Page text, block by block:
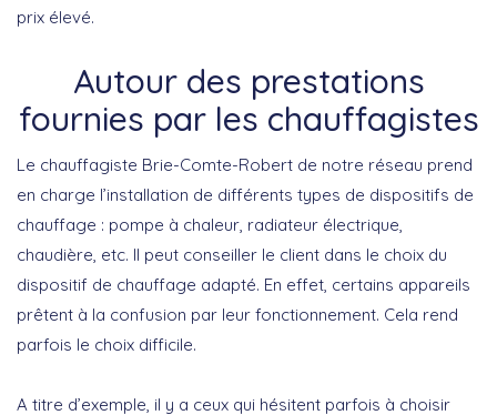
prix élevé.
Autour des prestations
fournies par les chauffagistes
Le chauffagiste Brie-Comte-Robert de notre réseau prend
en charge l’installation de différents types de dispositifs de
chauffage : pompe à chaleur, radiateur électrique,
chaudière, etc. Il peut conseiller le client dans le choix du
dispositif de chauffage adapté. En effet, certains appareils
prêtent à la confusion par leur fonctionnement. Cela rend
parfois le choix difficile.
A titre d’exemple, il y a ceux qui hésitent parfois à choisir